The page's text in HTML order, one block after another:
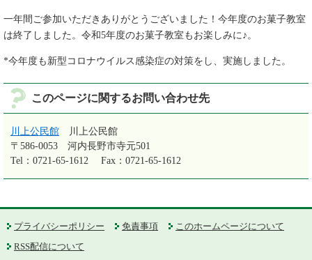
一年間ご参加いただきありがとうございました！今年度のお菓子教室
は終了しました。令和5年度のお菓子教室もお楽しみに♪。
*今年度も新型コロナウイルス感染症の対策をし、実施しました。
このページに関するお問い合わせ先
川上公民館
川上公民館
〒586-0053
河内長野市寺元501
Tel：0721-65-1612
Fax：0721-65-1612
プライバシーポリシー 免責事項
このホームページについて
RSS配信について